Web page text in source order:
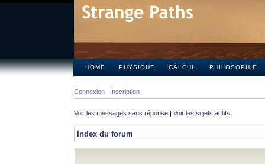
HOME PHYSIQUE CALCUL PHILOSOPHIE
Connexion Inscription
Voir les messages sans réponse | Voir les sujets actifs
Index du forum